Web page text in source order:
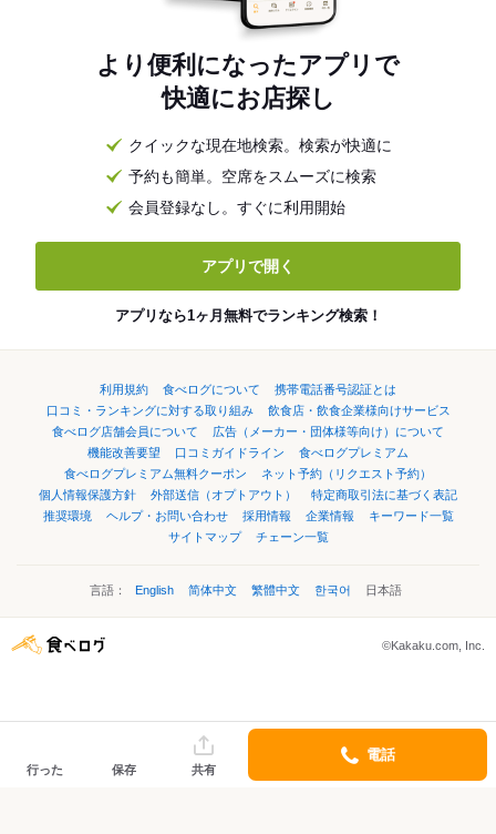
より便利になったアプリで
快適にお店探し
クイックな現在地検索。検索が快適に
予約も簡単。空席をスムーズに検索
会員登録なし。すぐに利用開始
アプリで開く
アプリなら1ヶ月無料でランキング検索！
利用規約 食べログについて
携帯電話番号認証とは
口コミ・ランキングに対する取り組み
飲食店・飲食企業様向けサービス
食べログ店舗会員について
広告（メーカー・団体様等向け）について
機能改善要望
口コミガイドライン
食べログプレミアム
食べログプレミアム無料クーポン
ネット予約（リクエスト予約）
個人情報保護方針
外部送信（オプトアウト）
特定商取引法に基づく表記
推奨環境
ヘルプ・お問い合わせ 採用情報 企業情報
キーワード一覧
サイトマップ
チェーン一覧
言語： English 简体中文 繁體中文 한국어 日本語
©Kakaku.com, Inc.
行った 保存 共有
電話